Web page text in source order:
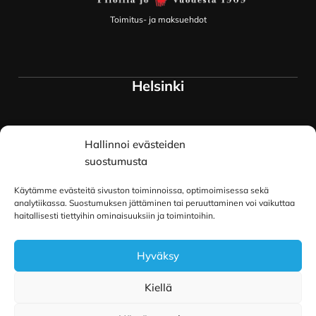
Hallinnoi evästeiden
suostumusta
Käytämme evästeitä sivuston toiminnoissa, optimoimisessa sekä
analytiikassa. Suostumuksen jättäminen tai peruuttaminen voi vaikuttaa
haitallisesti tiettyihin ominaisuuksiin ja toimintoihin.
Hyväksy
Kiellä
Toimitus- ja maksuehdot
Helsinki
Myymälä ja keskusvarasto
Siltavuorenranta 18
00170 Helsinki
Oulu
Kauppurienkatu 34
90100 Oulu